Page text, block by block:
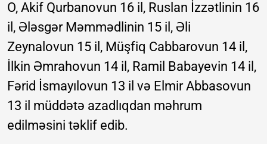
O, Akif Qurbanovun 16 il, Ruslan İzzətlinin 16
il, Ələsgər Məmmədlinin 15 il, Əli
Zeynalovun 15 il,
İlkin Əmrahovun 14 il,
Fərid İsmayılovun 13 il və Elmir Abbasovun
13 il müddətə azadlıqdan məhrum
edilməsini təklif edib.